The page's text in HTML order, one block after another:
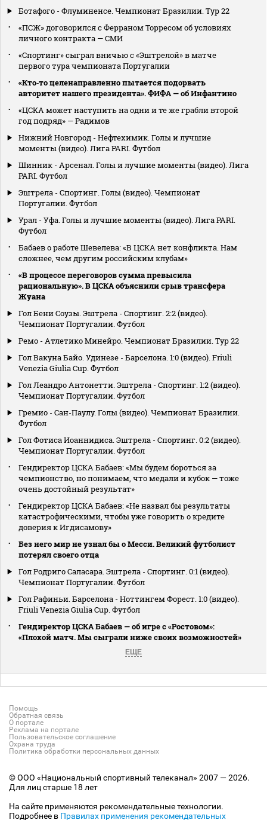
Ботафого - Флуминенсе. Чемпионат Бразилии. Тур 22
«ПСЖ» договорился с Ферраном Торресом об условиях
личного контракта — СМИ
«Спортинг» сыграл вничью с «Эштрелой» в матче
первого тура чемпионата Португалии
«Кто‑то целенаправленно пытается подорвать
авторитет нашего президента». ФИФА — об Инфантино
«ЦСКА может наступить на одни и те же грабли второй
год подряд» — Радимов
Нижний Новгород - Нефтехимик. Голы и лучшие
моменты (видео). Лига PARI. Футбол
Шинник - Арсенал. Голы и лучшие моменты (видео). Лига
PARI. Футбол
Эштрела - Спортинг. Голы (видео). Чемпионат
Португалии. Футбол
Урал - Уфа. Голы и лучшие моменты (видео). Лига PARI.
Футбол
Бабаев о работе Шевелева: «В ЦСКА нет конфликта. Нам
сложнее, чем другим российским клубам»
«В процессе переговоров сумма превысила
рациональную». В ЦСКА объяснили срыв трансфера
Жуана
Гол Бени Соузы. Эштрела - Спортинг. 2:2 (видео).
Чемпионат Португалии. Футбол
Ремо - Атлетико Минейро. Чемпионат Бразилии. Тур 22
Гол Вакуна Байо. Удинезе - Барселона. 1:0 (видео). Friuli
Venezia Giulia Cup. Футбол
Гол Леандро Антонетти. Эштрела - Спортинг. 1:2 (видео).
Чемпионат Португалии. Футбол
Гремио - Сан-Паулу. Голы (видео). Чемпионат Бразилии.
Футбол
Гол Фотиса Иоаннидиса. Эштрела - Спортинг. 0:2 (видео).
Чемпионат Португалии. Футбол
Гендиректор ЦСКА Бабаев: «Мы будем бороться за
чемпионство, но понимаем, что медали и кубок — тоже
очень достойный результат»
Гендиректор ЦСКА Бабаев: «Не назвал бы результаты
катастрофическими, чтобы уже говорить о кредите
доверия к Игдисамову»
Без него мир не узнал бы о Месси. Великий футболист
потерял своего отца
Гол Родриго Саласара. Эштрела - Спортинг. 0:1 (видео).
Чемпионат Португалии. Футбол
Гол Рафиньи. Барселона - Ноттингем Форест. 1:0 (видео).
Friuli Venezia Giulia Cup. Футбол
Гендиректор ЦСКА Бабаев — об игре с «Ростовом»:
«Плохой матч. Мы сыграли ниже своих возможностей»
ЕЩЕ
Помощь
Обратная связь
О портале
Реклама на портале
Пользовательское соглашение
Охрана труда
Политика обработки персональных данных
© ООО «Национальный спортивный телеканал» 2007 — 2026.
Для лиц старше 18 лет
На сайте применяются рекомендательные технологии.
Подробнее в Правилах применения рекомендательных